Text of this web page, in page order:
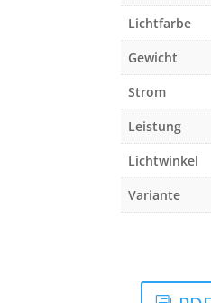
Lichtfarbe
Gewicht
Strom
Leistung
Lichtwinkel
Variante